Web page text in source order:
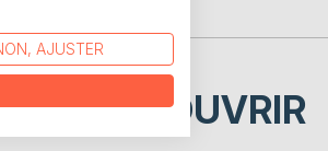
À DÉCOUVRIR
AJUSTER